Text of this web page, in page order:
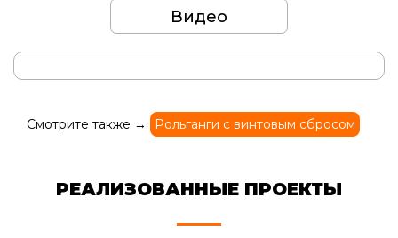
Видео
Смотрите также → Рольганги с винтовым сбросом
РЕАЛИЗОВАННЫЕ ПРОЕКТЫ